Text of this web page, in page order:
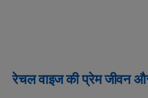
रेचल वाइज की प्रेम जीवन